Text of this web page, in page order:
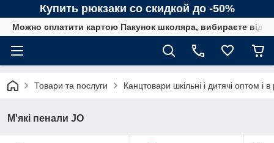
Купить рюкзаки со скидкой до -50%
Можно сплатити картою Пакунок школяра, вибираєте від
Товари та послуги Канцтовари шкільні і дитячі оптом і в
М'які пенали JO